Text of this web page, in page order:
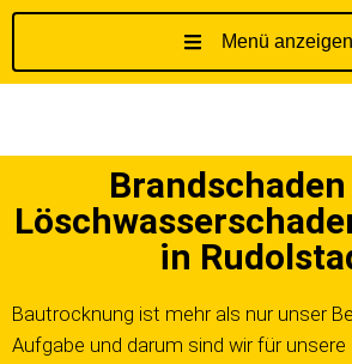
h
a
s
p
Menü anzeigen
in
Bautrocknung ist mehr als nur unser
Aufgabe und darum sind wir für unsere